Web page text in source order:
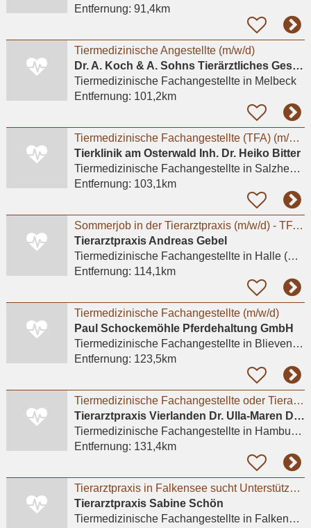
Entfernung: 91,4km
Tiermedizinische Angestellte (m/w/d)
Dr. A. Koch & A. Sohns Tierärztliches Gesundheitszentrum Oerzen GbR
Tiermedizinische Fachangestelltein Melbeck
Entfernung: 101,2km
Tiermedizinische Fachangestellte (TFA) (m/w/d)
Tierklinik am Osterwald Inh. Dr. Heiko Bitter
Tiermedizinische Fachangestelltein Salzhemmendorf, Oldendorf
Entfernung: 103,1km
Sommerjob in der Tierarztpraxis (m/w/d) - TFA oder Studierende Tiermedizin
Tierarztpraxis Andreas Gebel
Tiermedizinische Fachangestelltein Halle (Saale)
Entfernung: 114,1km
Tiermedizinische Fachangestellte (m/w/d)
Paul Schockemöhle Pferdehaltung GmbH
Tiermedizinische Fachangestelltein Blievenstorf
Entfernung: 123,5km
Tiermedizinische Fachangestellte oder Tierarzthelferin
Tierarztpraxis Vierlanden Dr. Ulla-Maren Damm
Tiermedizinische Fachangestelltein Hamburg, Bergedorf
Entfernung: 131,4km
Tierarztpraxis in Falkensee sucht Unterstützung
Tierarztpraxis Sabine Schön
Tiermedizinische Fachangestelltein Falkensee